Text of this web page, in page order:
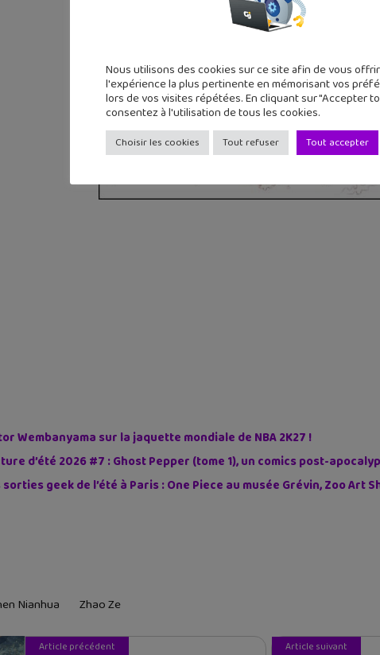
Wembanyama sur la jaquette mondiale de NBA 2K27 !
d’été 2026 #7 : Ghost Pepper (tome 1), un comics post-
sorties geek de l’été à Paris : One Piece au musée Grévin, Zoo Art
Nianhua Zhao Ze
Article précédent Article suivant
Nous utilisons des cookies sur ce site afin de vous offrir
l'expérience la plus pertinente en mémorisant vos
lors de vos visites répétées. En cliquant sur "Accepter
consentez à l'utilisation de tous les cookies.
Choisir les cookies Tout refuser Tout accepter